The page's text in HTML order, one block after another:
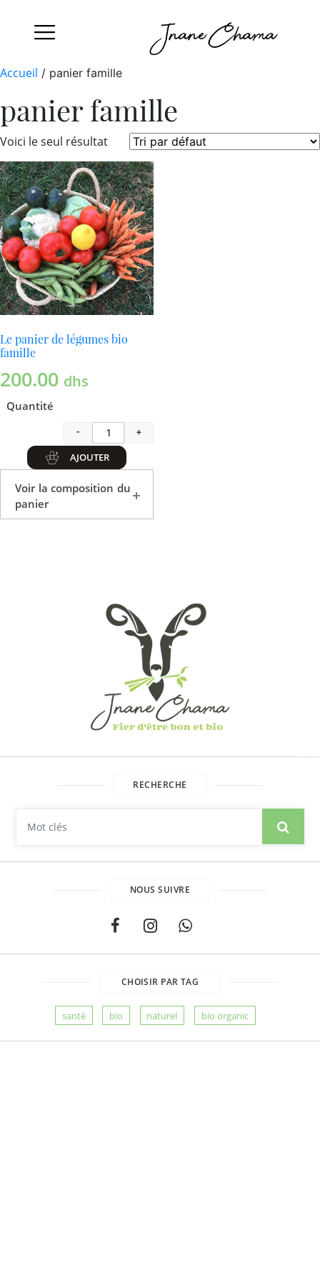
Jnane Chama
Accueil / panier famille
panier famille
Voici le seul résultat
Le panier de légumes bio
famille
200.00 dhs
Quantité
quantité de Le panier de légumes bio
- +
AJOUTER
Voir la composition du
panier
RECHERCHE
NOUS SUIVRE
CHOISIR PAR TAG
santé bio naturel bio organic